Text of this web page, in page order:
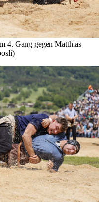
4. Gang gegen Matthias